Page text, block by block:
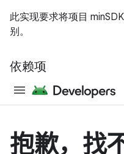
此实现要求将项目
别。
依赖项